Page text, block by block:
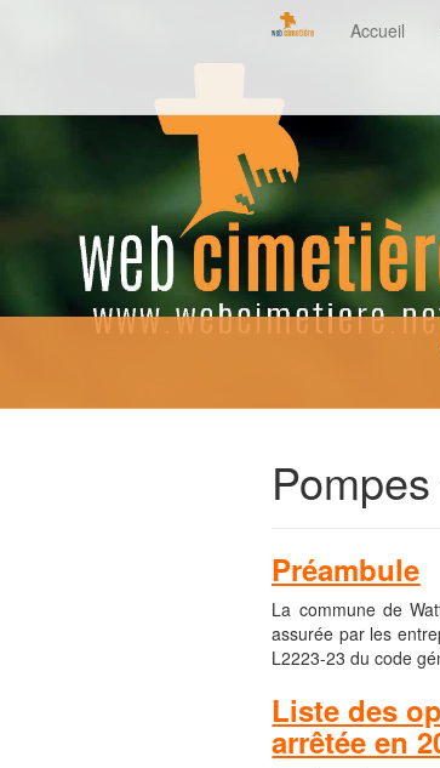
Accueil
Préambule
La commune de
assurée par les
L2223-23 du code
Liste des
arrêtée en